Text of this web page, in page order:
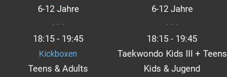
6-12 Jahre
- - -
18:15 - 19:45
Kickboxen
Teens & Adults
6-12 Jahre
- - -
18:15 - 19:45
Taekwondo Kids III + Teens
Kids & Jugend